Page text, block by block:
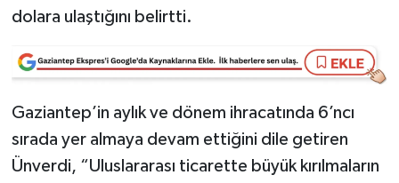
dolara ulaştığını belirtti.
Gaziantep’in aylık ve dönem ihracatında 6’ncı
sırada yer almaya devam ettiğini dile getiren
Ünverdi, “Uluslararası ticarette büyük kırılmaların
Yemek